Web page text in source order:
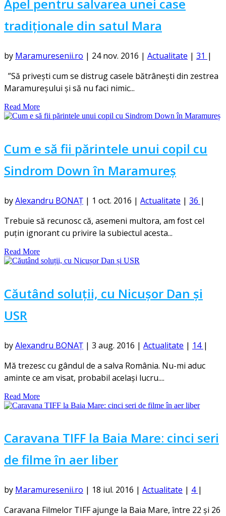
Apel pentru salvarea unei case
tradiționale din satul Mara
by Maramuresenii.ro | 24 nov. 2016 | Actualitate | 31 |
”Să privești cum se distrug casele bătrânești din zestrea
Maramureșului și să nu faci nimic...
Read More
Cum e să fii părintele unui copil cu
Sindrom Down în Maramureș
byAlexandru BONAȚ | 1 oct. 2016 | Actualitate | 36 |
Trebuie să recunosc că, asemeni multora, am fost cel
puțin ignorant cu privire la subiectul acesta...
Read More
Căutând soluții, cu Nicușor Dan și
USR
byAlexandru BONAȚ | 3 aug. 2016 | Actualitate | 14 |
Mă trezesc cu gândul de a salva România. Nu-mi aduc
aminte ce am visat, probabil același lucru....
Read More
Caravana TIFF la Baia Mare: cinci seri
de filme în aer liber
by Maramuresenii.ro | 18 iul. 2016 | Actualitate | 4 |
Caravana Filmelor TIFF ajunge la Baia Mare, între 22 și 26